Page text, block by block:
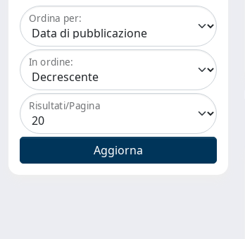
Ordina per:
In ordine:
Risultati/Pagina